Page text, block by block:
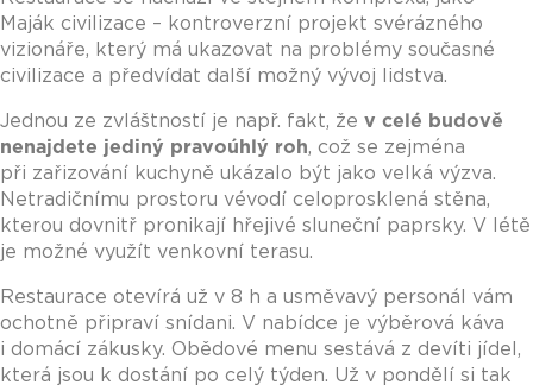
Maják civilizace – kontroverzní projekt svérázného
vizionáře, který má ukazovat na problémy současné
civilizace a předvídat další možný vývoj lidstva.
Jednou ze zvláštností je např. fakt, že v celé budově
nenajdete jediný pravoúhlý roh, což se zejména
při zařizování kuchyně ukázalo být jako velká výzva.
Netradičnímu prostoru vévodí celoprosklená stěna,
kterou dovnitř pronikají hřejivé sluneční paprsky. V létě
je možné využít venkovní terasu.
Restaurace otevírá už v 8 h a usměvavý personál vám
ochotně připraví snídani. V nabídce je výběrová káva
i domácí zákusky. Obědové menu sestává z devíti jídel,
která jsou k dostání po celý týden. Už v pondělí si tak